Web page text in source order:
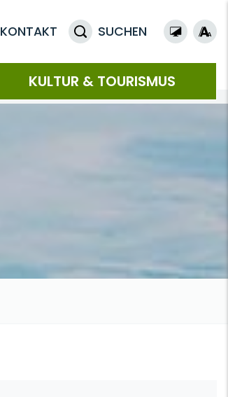
KONTAKT SUCHEN
KULTUR & TOURISMUS